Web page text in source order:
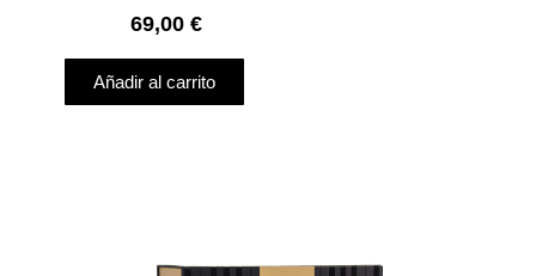
69,00 €
Añadir al carrito